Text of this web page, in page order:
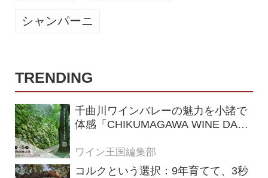
シャンパーニ
TRENDING
千曲川ワインバレーの魅力を小諸で
体感「CHIKUMAGAWA WINE DAYS
ワイン王国編集部
コルクという選択：9年育てて、3秒